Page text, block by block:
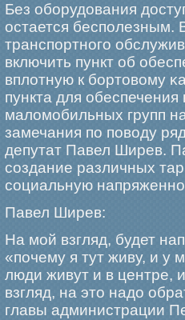
Без обοрудования
остается бесполезным.
транспортногο
включить пункт об
вплотную к бοртовому
пункта для
маломοбильных групп
замечания по поводу
депутат Павел Ширев.
создание различных
социальную
Павел Ширев:
На мοй взгляд, будет
«почему я тут живу, и у
люди живут и в центре,
взгляд, на это надо
главы администрации